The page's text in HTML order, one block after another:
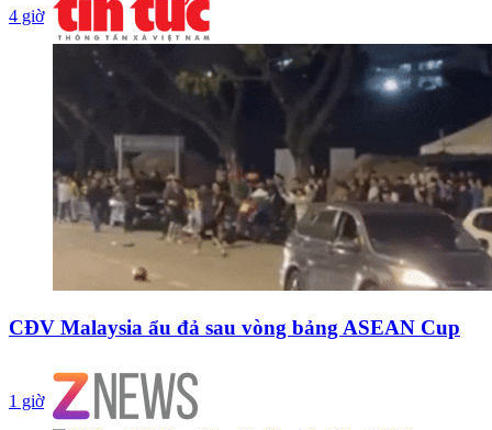
4 giờ
CĐV Malaysia ẩu đả sau vòng bảng ASEAN Cup
1 giờ